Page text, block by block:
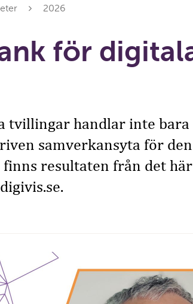
2026
för
tvillingar handlar inte
samverkansyta för
resultaten från det